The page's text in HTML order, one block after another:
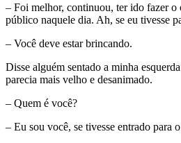
– Foi melhor, continuou, ter ido fazer o
público naquele dia. Ah, se eu tivesse
– Você deve estar brincando.
Disse alguém sentado a minha
parecia mais velho e desanimado.
– Quem é você?
– Eu sou você, se tivesse entrado para